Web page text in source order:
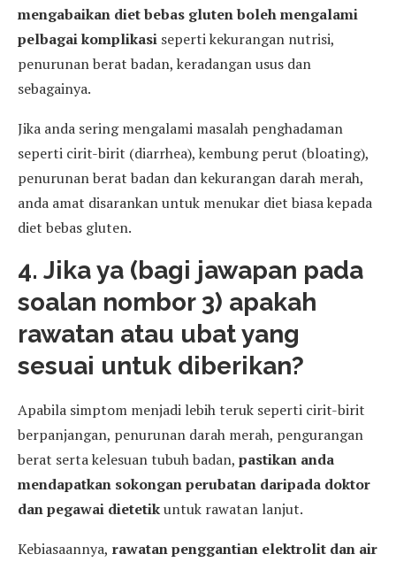
mengabaikan diet bebas gluten boleh mengalami
pelbagai komplikasi seperti kekurangan nutrisi,
penurunan berat badan, keradangan usus dan
sebagainya.
Jika anda sering mengalami masalah penghadaman
seperti cirit-birit (diarrhea), kembung perut (bloating),
penurunan berat badan dan kekurangan darah merah,
anda amat disarankan untuk menukar diet biasa kepada
diet bebas gluten.
4. Jika ya (bagi jawapan pada
soalan nombor 3) apakah
rawatan atau ubat yang
sesuai untuk diberikan?
Apabila simptom menjadi lebih teruk seperti cirit-birit
berpanjangan, penurunan darah merah, pengurangan
berat serta kelesuan tubuh badan, pastikan anda
mendapatkan sokongan perubatan daripada doktor
dan pegawai dietetikuntuk rawatan lanjut.
Kebiasaannya, rawatan penggantian elektrolit dan air